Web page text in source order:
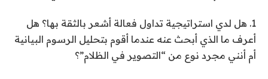
1. هل لدي استراتيجية تداول فعالة أشعر بالثقة بها؟ هل
أعرف ما الذي أبحث عنه عندما أقوم بتحليل الرسوم البيانية
أم أنني مجرد نوع من “التصوير في الظلام”؟